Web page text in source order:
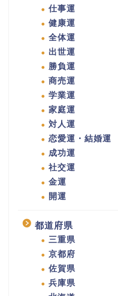
仕事運
健康運
全体運
出世運
勝負運
商売運
学業運
家庭運
対人運
恋愛運・結婚運
成功運
社交運
金運
開運
都道府県
三重県
京都府
佐賀県
兵庫県